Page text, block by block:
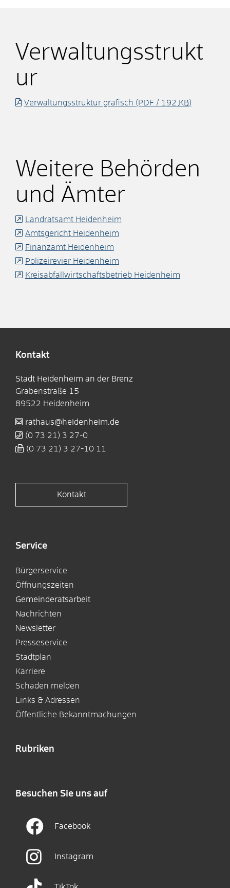
Verwaltungsstrukt
ur
Verwaltungsstruktur grafisch (PDF / 192 KB)
Weitere Behörden
und Ämter
Landratsamt Heidenheim
Amtsgericht Heidenheim
Finanzamt Heidenheim
Polizeirevier Heidenheim
Kreisabfallwirtschaftsbetrieb Heidenheim
Kontakt
Stadt Heidenheim an der Brenz
Grabenstraße 15
89522 Heidenheim
rathaus@heidenheim.de
(0 73 21) 3 27-0
(0 73 21) 3 27-10 11
Kontakt
Service
Bürgerservice
Öffnungszeiten
Gemeinderatsarbeit
Nachrichten
Newsletter
Presseservice
Stadtplan
Karriere
Schaden melden
Links & Adressen
Öffentliche Bekanntmachungen
Rubriken
Besuchen Sie uns auf
Facebook
Instagram